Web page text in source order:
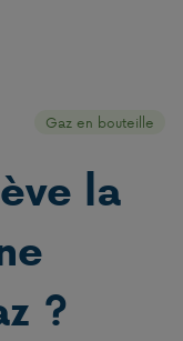
Gaz en bouteille
la
?